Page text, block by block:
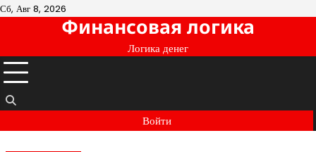
Перейти
Сб, Авг 8, 2026
Финансовая логика
Логика денег
Войти